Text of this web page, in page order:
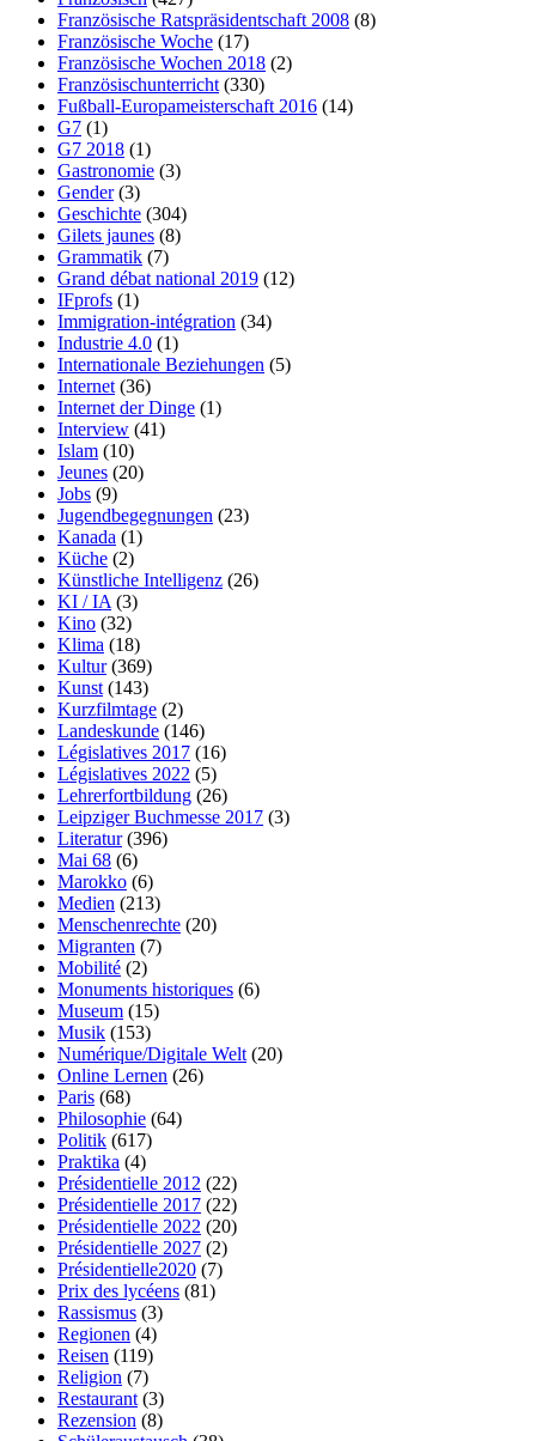
Französische Ratspräsidentschaft 2008 (8)
Französische Woche (17)
Französische Wochen 2018 (2)
Französischunterricht (330)
Fußball-Europameisterschaft 2016 (14)
G7 (1)
G7 2018 (1)
Gastronomie (3)
Gender(3)
Geschichte (304)
Gilets jaunes (8)
Grammatik (7)
Grand débat national 2019 (12)
IFprofs (1)
Immigration-intégration (34)
Industrie 4.0 (1)
Internationale Beziehungen (5)
Internet (36)
Internet der Dinge (1)
Interview (41)
Islam (10)
Jeunes (20)
Jobs (9)
Jugendbegegnungen (23)
Kanada (1)
Küche (2)
Künstliche Intelligenz (26)
KI / IA (3)
Kino (32)
Klima (18)
Kultur(369)
Kunst (143)
Kurzfilmtage (2)
Landeskunde (146)
Législatives 2017 (16)
Législatives 2022 (5)
Lehrerfortbildung (26)
Leipziger Buchmesse 2017 (3)
Literatur(396)
Mai 68 (6)
Marokko (6)
Medien (213)
Menschenrechte (20)
Migranten (7)
Mobilité (2)
Monuments historiques (6)
Museum (15)
Musik (153)
Numérique/Digitale Welt (20)
Online Lernen (26)
Paris (68)
Philosophie (64)
Politik (617)
Praktika (4)
Présidentielle 2012 (22)
Présidentielle 2017 (22)
Présidentielle 2022 (20)
Présidentielle 2027 (2)
Présidentielle2020 (7)
Prix des lycéens (81)
Rassismus (3)
Regionen (4)
Reisen (119)
Religion (7)
Restaurant (3)
Rezension (8)